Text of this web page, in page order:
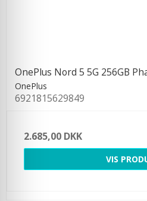
OnePlus Nord 5 5G 256GB
OnePlus
6921815629849
2.685,00 DKK
VIS